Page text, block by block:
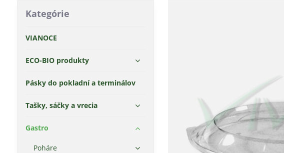
Kategórie
VIANOCE
ECO-BIO produkty
Pásky do pokladní a terminálov
Tašky, sáčky a vrecia
Gastro
Poháre